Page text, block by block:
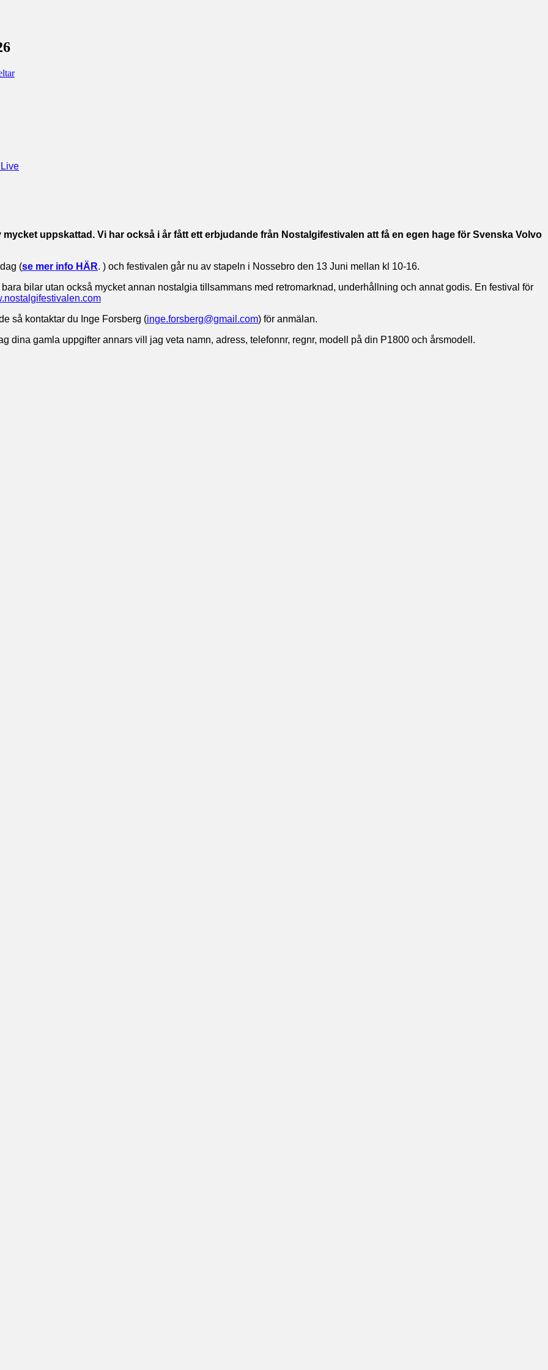
uppskattad. Vi har också i år fått ett erbjudande från Nostalgifestivalen att få en egen hage för Svenska Volvo
(se mer info HÄR. ) och festivalen går nu av stapeln i Nossebro den 13 Juni mellan kl 10-16.
bilar utan också mycket annan nostalgia tillsammans med retromarknad, underhållning och annat godis. En festival för
så kontaktar du Inge Forsberg (inge.forsberg@gmail.com) för anmälan.
dina gamla uppgifter annars vill jag veta namn, adress, telefonnr, regnr, modell på din P1800 och årsmodell.